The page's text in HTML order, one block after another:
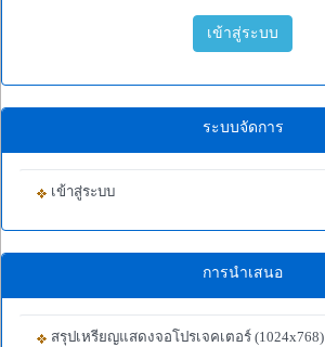
เข้าสู่ระบบ
ระบบจัดการ
เข้าสู่ระบบ
การนำเสนอ
สรุปเหรียญแสดงจอโปรเจคเตอร์ (1024x768)